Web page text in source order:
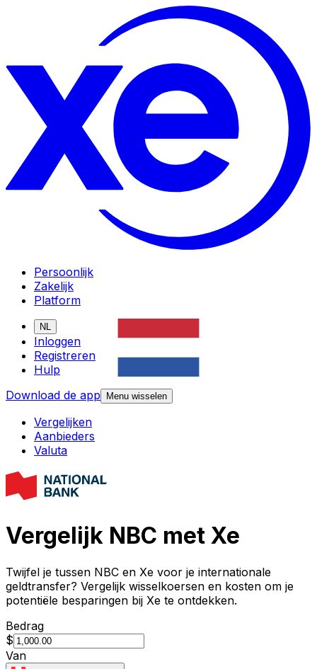
Persoonlijk
Zakelijk
Platform
NL
Inloggen
Registreren
Hulp
Download de app
Menu wisselen
Vergelijken
Aanbieders
Valuta
Vergelijk NBC met Xe
Twijfel je tussen NBC en Xe voor je internationale
geldtransfer? Vergelijk wisselkoersen en kosten om je
potentiële besparingen bij Xe te ontdekken.
Bedrag
$
Van